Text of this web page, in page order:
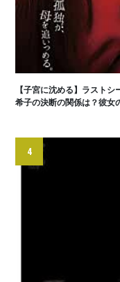
【子宮に沈める】ラスト
希子の決断の関係は？彼女
4